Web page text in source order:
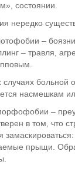
состоянии.
нередко
–
– травля,
больной
насмешкам
–
в том, что
прыщи.